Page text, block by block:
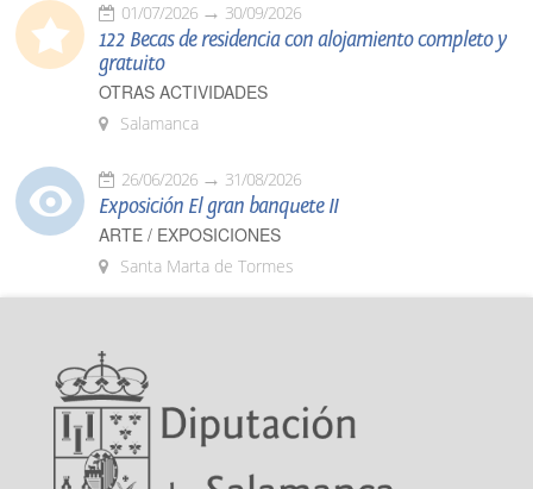
01/07/2026 30/09/2026
122 Becas de residencia con alojamiento completo y
gratuito
OTRAS ACTIVIDADES
Salamanca
26/06/2026 31/08/2026
Exposición El gran banquete II
ARTE / EXPOSICIONES
Santa Marta de Tormes